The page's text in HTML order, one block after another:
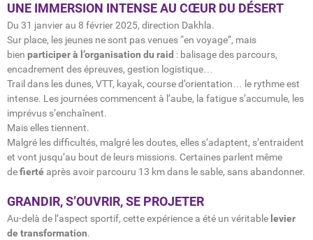
UNE IMMERSION INTENSE AU CŒUR DU DÉSERT
Du 31 janvier au 8 février 2025, direction Dakhla.
Sur place, les jeunes ne sont pas venues “en voyage”, mais
bien participer à l’organisation du raid : balisage des parcours,
encadrement des épreuves, gestion logistique…
Trail dans les dunes, VTT, kayak, course d’orientation… le rythme est
intense. Les journées commencent à l’aube, la fatigue s’accumule, les
imprévus s’enchaînent.
Mais elles tiennent.
Malgré les difficultés, malgré les doutes, elles s’adaptent, s’entraident
et vont jusqu’au bout de leurs missions. Certaines parlent même
defierté après avoir parcouru 13 km dans le sable, sans abandonner.
GRANDIR, S’OUVRIR, SE PROJETER
Au-delà de l’aspect sportif, cette expérience a été un véritable levier
de transformation.